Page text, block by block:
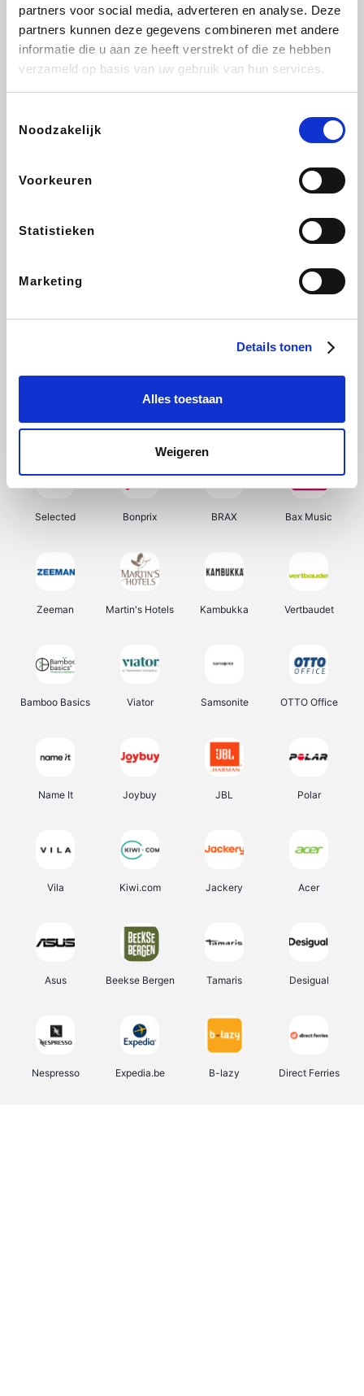
partners voor social media, adverteren en analyse. Deze
partners kunnen deze gegevens combineren met andere
informatie die u aan ze heeft verstrekt of die ze hebben
verzameld op basis van uw gebruik van hun services.
Noodzakelijk
Voorkeuren
Statistieken
Marketing
Details tonen
Alles toestaan
Weigeren
Weekendesk Sarenza Schiesser Interhome
Lufthansa
CheapTickets.be DeubaXXL
Samsung Delonghi Tennis Point My Jewellery
Selected Bonprix BRAX Bax Music
Zeeman Martin's Hotels Kambukka Vertbaudet
Bamboo Basics Viator Samsonite OTTO Office
Name It Joybuy JBL Polar
Vila Kiwi.com Jackery Acer
Asus Beekse Bergen Tamaris Desigual
Nespresso Expedia.be B-lazy Direct Ferries